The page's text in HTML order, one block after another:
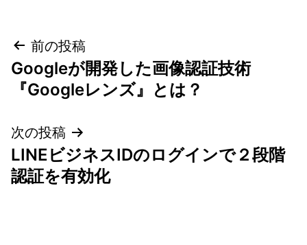
投
稿
ビ
ゲ
前の投稿
Googleが開発した画像認証技術
『Googleレンズ』とは？
次の投稿
LINEビジネスIDのログインで２段階
認証を有効化